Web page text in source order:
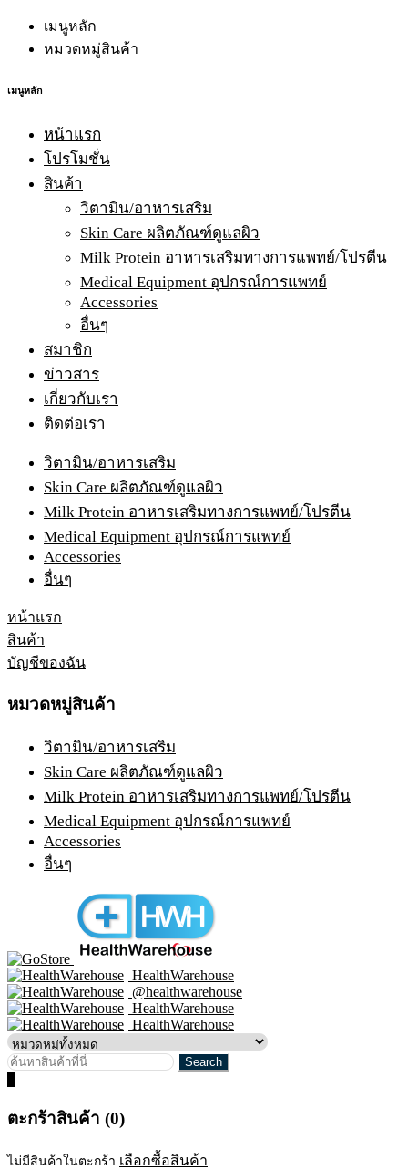
เมนูหลัก
หมวดหมู่สินค้า
เมนูหลัก
หน้าแรก
โปรโมชั่น
สินค้า
วิตามิน/อาหารเสริม
Skin Care ผลิตภัณฑ์ดูแลผิว
Milk Protein อาหารเสริมทางการแพทย์/โปรตีน
Medical Equipment อุปกรณ์การแพทย์
Accessories
อื่นๆ
สมาชิก
ข่าวสาร
เกี่ยวกับเรา
ติดต่อเรา
วิตามิน/อาหารเสริม
Skin Care ผลิตภัณฑ์ดูแลผิว
Milk Protein อาหารเสริมทางการแพทย์/โปรตีน
Medical Equipment อุปกรณ์การแพทย์
Accessories
อื่นๆ
หน้าแรก
สินค้า
บัญชีของฉัน
หมวดหมู่สินค้า
วิตามิน/อาหารเสริม
Skin Care ผลิตภัณฑ์ดูแลผิว
Milk Protein อาหารเสริมทางการแพทย์/โปรตีน
Medical Equipment อุปกรณ์การแพทย์
Accessories
อื่นๆ
HealthWarehouse
@healthwarehouse
HealthWarehouse
HealthWarehouse
ตะกร้าสินค้า (0)
ไม่มีสินค้าในตะกร้า เลือกซื้อสินค้า